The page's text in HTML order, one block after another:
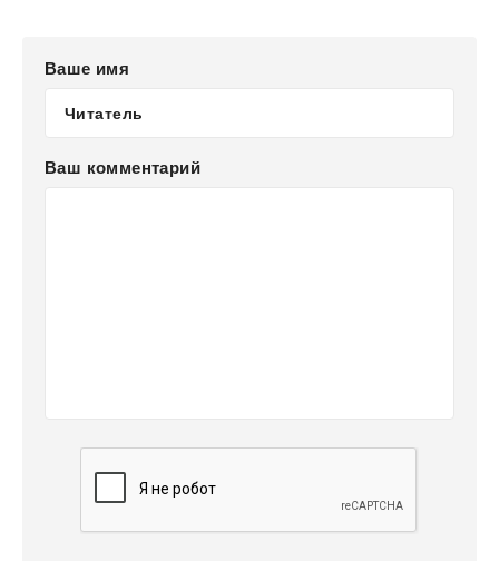
Ваше имя
Ваш комментарий